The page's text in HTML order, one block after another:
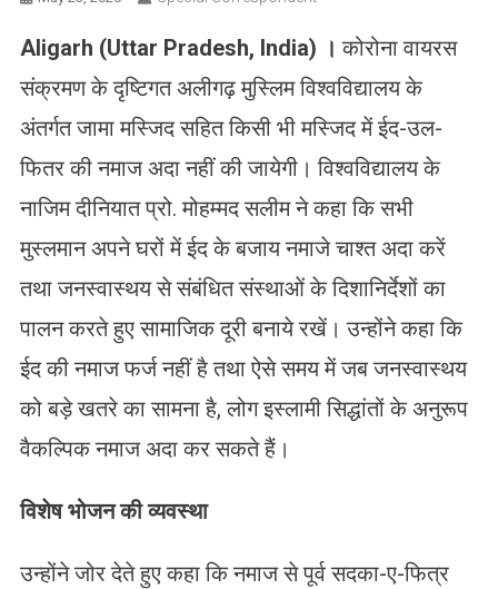
Aligarh (Uttar Pradesh, India) । कोरोना वायरस
संक्रमण के दृष्टिगत अलीगढ़ मुस्लिम विश्वविद्यालय के
अंतर्गत जामा मस्जिद सहित किसी भी मस्जिद में ईद-उल-
फितर की नमाज अदा नहीं की जायेगी। विश्वविद्यालय के
नाजिम दीनियात प्रो. मोहम्मद सलीम ने कहा कि सभी
मुस्लमान अपने घरों में ईद के बजाय नमाजे चाश्त अदा करें
तथा जनस्वास्थय से संबंधित संस्थाओं के दिशानिर्देशों का
पालन करते हुए सामाजिक दूरी बनाये रखें। उन्होंने कहा कि
ईद की नमाज फर्ज नहीं है तथा ऐसे समय में जब जनस्वास्थय
को बड़े खतरे का सामना है, लोग इस्लामी सिद्धांतों के अनुरूप
वैकल्पिक नमाज अदा कर सकते हैं।
विशेष भोजन की व्यवस्था
उन्होंने जोर देते हुए कहा कि नमाज से पूर्व सदका-ए-फित्र